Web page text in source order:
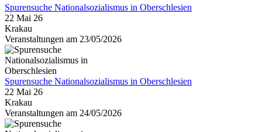
Spurensuche Nationalsozialismus in Oberschlesien
22 Mai 26
Krakau
Veranstaltungen am 23/05/2026
Spurensuche Nationalsozialismus in Oberschlesien
22 Mai 26
Krakau
Veranstaltungen am 24/05/2026